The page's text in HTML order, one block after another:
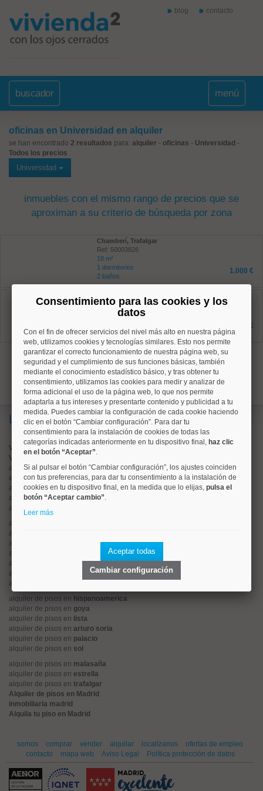
blog contacto
buscador menú
oficinas en Universidad en alquiler
se han encontrado 2 resultados para: alquiler - oficinas - Universidad -
Todos los precios
Universidad
inmuebles con el mismo rango de precios que se
aproximan a su criterio de búsqueda por zona
Chamberí, Trafalgar
Ref: 50003826
18 m²
1 dormitorios
2 baños
1.000 €
Ref: 50004707
2 baños
495 €
1
Lo más buscado
Valorar vivienda online
Vender piso
alquiler de pisos encentro
alquiler de pisos enchamartín
alquiler de pisos enchamberí
alquiler de pisos enciudad lineal
alquiler de pisos en
alquiler de pisos en
alquiler de pisos en
alquiler de pisos en
rios rosas
alquiler de pisos en
alquiler de pisos en
cuatro caminos
alquiler de pisos en
el viso
alquiler de pisos en
alquiler de pisos en hispanoamerica
alquiler de pisos en goya
alquiler de pisos en lista
alquiler de pisos en arturo soria
alquiler de pisos en palacio
alquiler de pisos en sol
alquiler de pisos en malasaña
alquiler de pisos en estrella
alquiler de pisos en trafalgar
Alquiler de pisos en Madrid
inmobiliaria madrid
Alquila tu piso en Madrid
somos comprar vender alquilar localízanos
ofertas de empleo
contacto
mapa web Aviso Legal Política protección de datos
Consentimiento para las cookies y los
datos
Con el fin de ofrecer servicios del nivel más alto en nuestra página
web, utilizamos cookies y tecnologías similares. Esto nos permite
garantizar el correcto funcionamiento de nuestra página web, su
seguridad y el cumplimiento de sus funciones básicas, también
mediante el conocimiento estadístico básico, y tras obtener tu
consentimiento, utilizamos las cookies para medir y analizar de
forma adicional el uso de la página web, lo que nos permite
adaptarla a tus intereses y presentarte contenido y publicidad a tu
medida. Puedes cambiar la configuración de cada cookie haciendo
clic en el botón “Cambiar configuración”. Para dar tu
consentimiento para la instalación de cookies de todas las
categorías indicadas anteriormente en tu dispositivo final, haz clic
en el botón “Aceptar”.
Si al pulsar el botón “Cambiar configuración”, los ajustes coinciden
con tus preferencias, para dar tu consentimiento a la instalación de
cookies en tu dispositivo final, en la medida que lo elijas, pulsa el
botón “Aceptar cambio”.
Leer más
Aceptar todas
Cambiar configuración